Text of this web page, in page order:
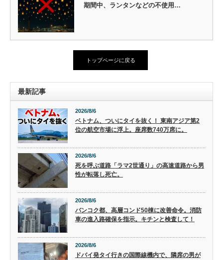
期間中、ランタンなどの不使用…
トップページに戻る
最新記事
2026/8/6
ベトナム、ついにタイを抜く！ 東南アジア第2
位の航空市場に浮上。座席数740万席に。
2026/8/6
死を呼ぶ道路「ラマ2世通り」の高速道路から男
性が転落し死亡。
2026/8/6
バンコク都、高層コンド50棟に改善命令。消防
車の進入路確保を指示。キチンと検査して！
2026/8/6
ドバイ発タイ行きの国際線機内で、隣席の男が